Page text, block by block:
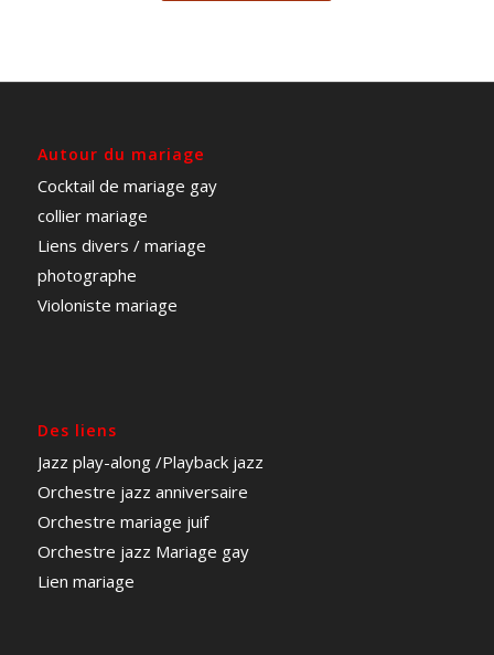
Autour du mariage
Cocktail de mariage gay
collier mariage
Liens divers / mariage
photographe
Violoniste mariage
Des liens
Jazz play-along/Playback jazz
Orchestre jazz anniversaire
Orchestre mariage juif
Orchestre jazz Mariage gay
Lien mariage